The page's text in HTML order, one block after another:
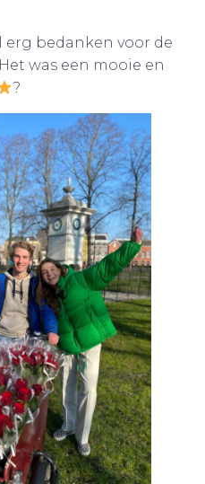
erg bedanken voor de
was een mooie en
?